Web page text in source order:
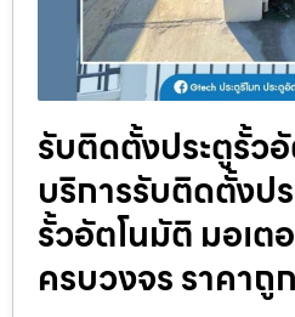
รับติดตั้งประตูรั้ว
บริการรับติดตั้งป
รั้วอัตโนมัติ มอเต
ครบวงจร ราคาถูก